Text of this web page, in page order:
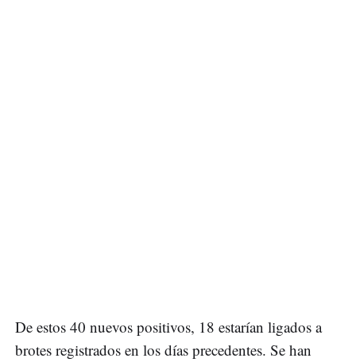
De estos 40 nuevos positivos, 18 estarían ligados a
brotes registrados en los días precedentes. Se han